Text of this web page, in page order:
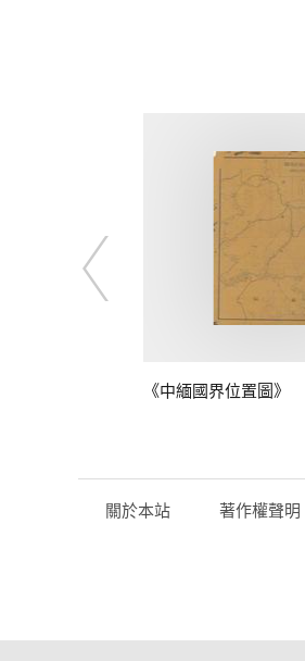
《中緬國界位置圖》
關於本站 著作權聲明